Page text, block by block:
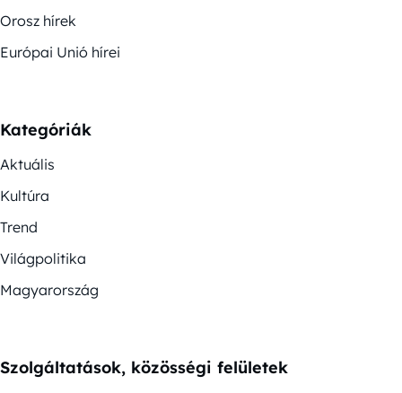
Orosz hírek
Európai Unió hírei
Kategóriák
Aktuális
Kultúra
Trend
Világpolitika
Magyarország
Szolgáltatások, közösségi felületek